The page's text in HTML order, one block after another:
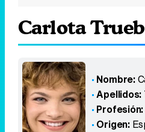
Carlota
Nombre:
Apellidos:
Profesión:
Origen: